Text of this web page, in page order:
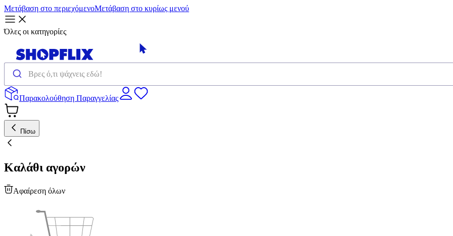
Μετάβαση στο περιεχόμενοΜετάβαση στο κυρίως μενού
Όλες οι κατηγορίες
Παρακολούθηση Παραγγελίας
Πίσω
Καλάθι αγορών
Αφαίρεση όλων